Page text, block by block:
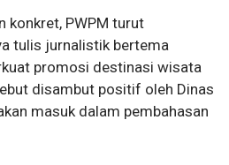
konkret, PWPM turut
tulis jurnalistik bertema
promosi destinasi wisata
disambut positif oleh Dinas
masuk dalam pembahasan